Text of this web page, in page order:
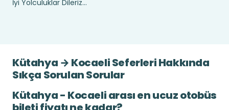
İyi Yolculuklar Dileriz...
Kütahya → Kocaeli Seferleri Hakkında
Sıkça Sorulan Sorular
Kütahya - Kocaeli arası en ucuz otobüs